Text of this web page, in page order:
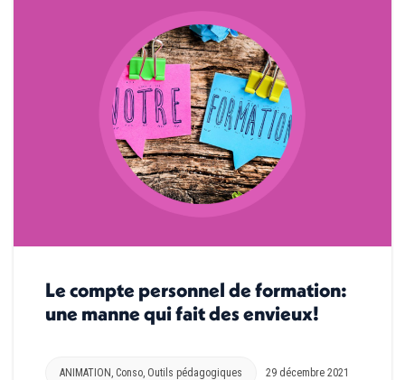
Le compte personnel de formation:
une manne qui fait des envieux!
ANIMATION, Conso, Outils pédagogiques 29 décembre 2021